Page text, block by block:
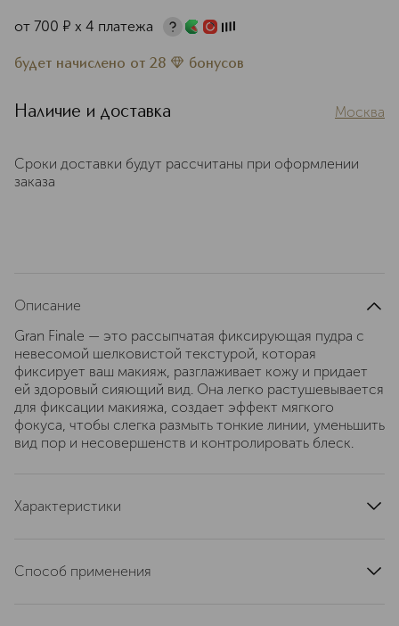
от 700 ¤ х 4 платежа
будет начислено от 28 бонусов
Наличие и доставка Москва
Сроки доставки будут рассчитаны при оформлении
заказа
Описание
Gran Finale — это рассыпчатая фиксирующая пудра с
невесомой шелковистой текстурой, которая
фиксирует ваш макияж, разглаживает кожу и придает
ей здоровый сияющий вид. Она легко растушевывается
для фиксации макияжа, создает эффект мягкого
фокуса, чтобы слегка размыть тонкие линии, уменьшить
вид пор и несовершенств и контролировать блеск.
Характеристики
Способ применения